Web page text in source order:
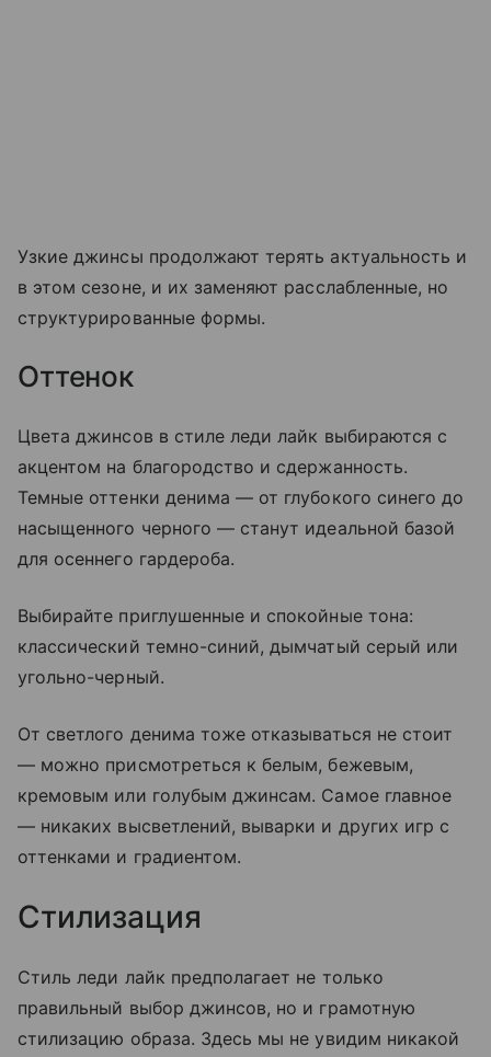
Узкие джинсы продолжают терять актуальность и
в этом сезоне, и их заменяют расслабленные, но
структурированные формы.
Оттенок
Цвета джинсов в стиле леди лайк выбираются с
акцентом на благородство и сдержанность.
Темные оттенки денима — от глубокого синего до
насыщенного черного — станут идеальной базой
для осеннего гардероба.
Выбирайте приглушенные и спокойные тона:
классический темно-синий, дымчатый серый или
угольно-черный.
От светлого денима тоже отказываться не стоит
— можно присмотреться к белым, бежевым,
кремовым или голубым джинсам. Самое главное
— никаких высветлений, выварки и других игр с
оттенками и градиентом.
Стилизация
Стиль леди лайк предполагает не только
правильный выбор джинсов, но и грамотную
стилизацию образа. Здесь мы не увидим никакой